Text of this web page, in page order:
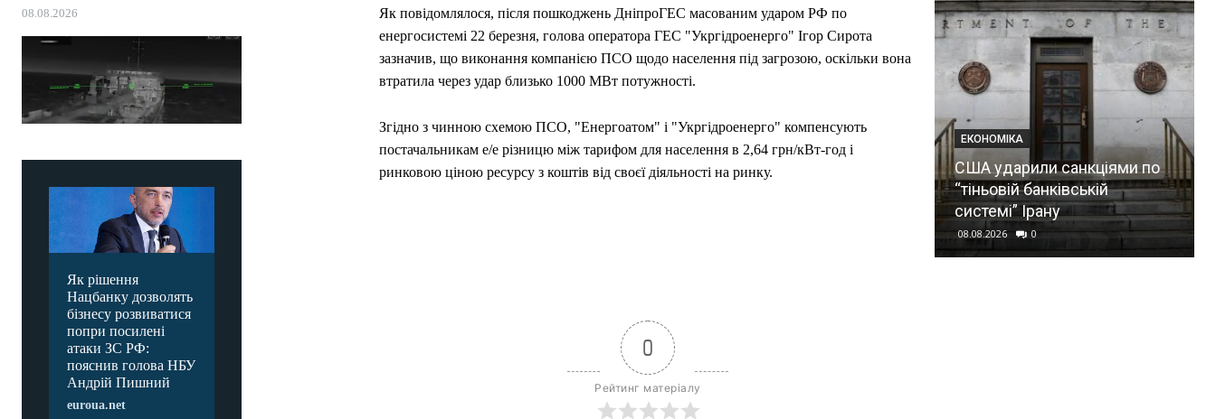
08.08.2026
Як рішення
Нацбанку дозволять
бізнесу розвиватися
попри посилені
атаки ЗС РФ:
пояснив голова НБУ
Андрій Пишний
euroua.net
Як повідомлялося, після пошкоджень ДніпроГЕС масованим ударом РФ по
енергосистемі 22 березня, голова оператора ГЕС "Укргідроенерго" Ігор Сирота
зазначив, що виконання компанією ПСО щодо населення під загрозою, оскільки вона
втратила через удар близько 1000 МВт потужності.
Згідно з чинною схемою ПСО, "Енергоатом" і "Укргідроенерго" компенсують
постачальникам е/е різницю між тарифом для населення в 2,64 грн/кВт-год і
ринковою ціною ресурсу з коштів від своєї діяльності на ринку.
0
Рейтинг матеріалу
ЕКОНОМІКА
США ударили санкціями по
“тіньовій банківській
системі” Ірану
08.08.2026 0